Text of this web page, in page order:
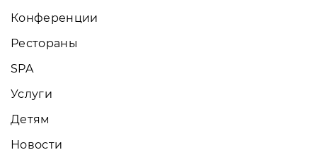
Конференции
Рестораны
SPA
Услуги
Детям
Новости